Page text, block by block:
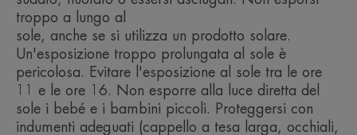
limitato di filtri UV. Packaging realizzato con
materiali riciclati o riciclabili, di origine biologica o
compostabili, o alleggeriti in plastica. Packaging
contenente almeno il 68% di materiali riciclati.
3. Azioni di comunicazione volte a
sensibilizzare/informare il pubblico sulla necessità
troppo a lungo al
sole, anche se si utilizza un prodotto solare.
Un'esposizione troppo prolungata al sole è
pericolosa. Evitare l'esposizione al sole tra le ore
11 e le ore 16. Non esporre alla luce diretta del
sole i bebé e i bambini piccoli. Proteggersi con
indumenti adeguati (cappello a tesa larga, occhiali,